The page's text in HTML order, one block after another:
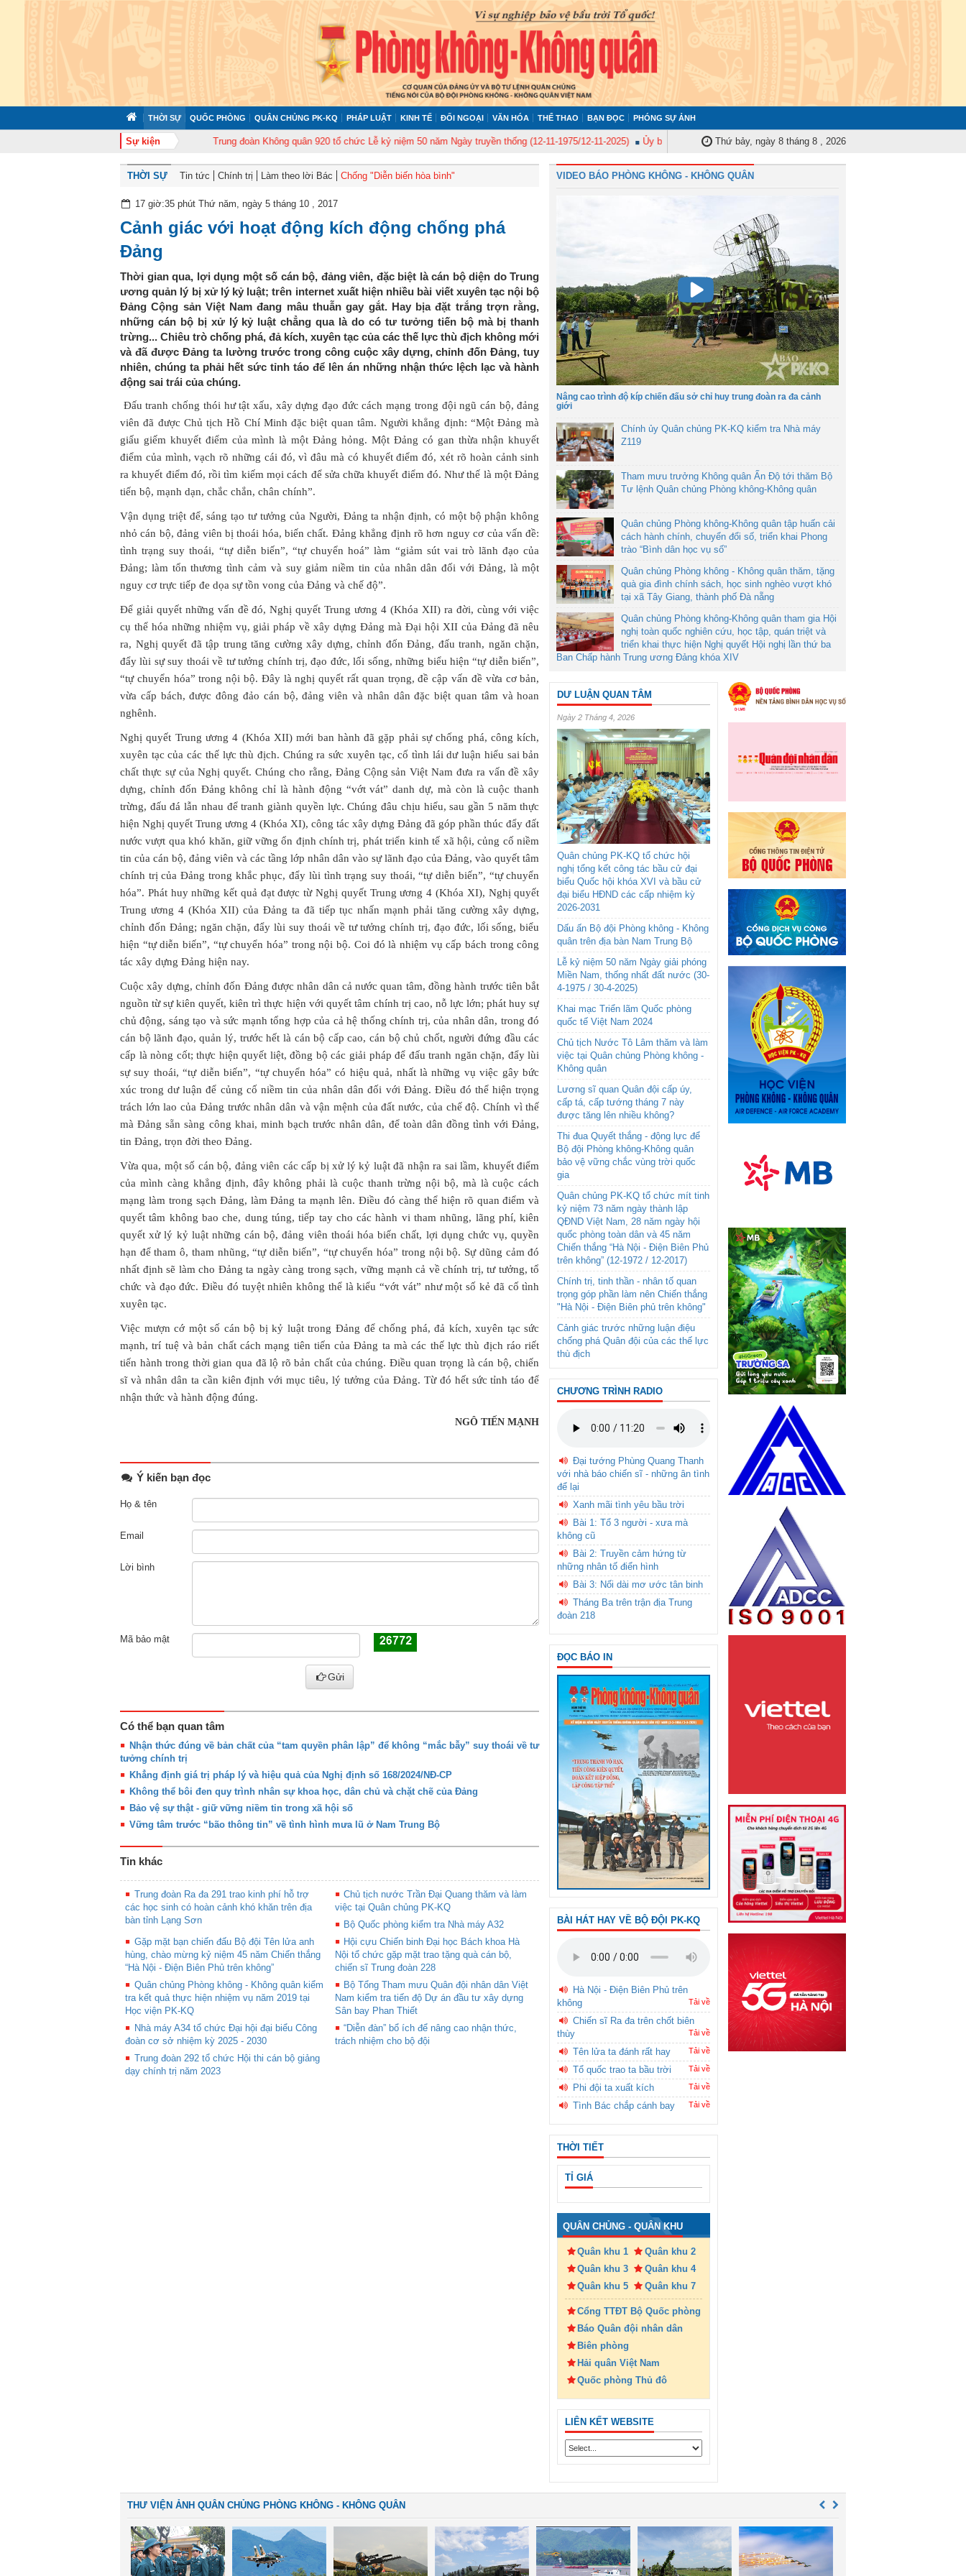
THỜI SỰ QUỐC PHÒNG QUÂN CHỦNG PK-KQ PHÁP LUẬT KINH TẾ ĐỐI NGOẠI VĂN HÓA THỂ THAO BẠN ĐỌC PHÓNG SỰ ẢNH
Sự kiện
372 tổ chức tập huấn cán bộ năm 2026 Trung đoàn Không quân 920 tổ chức Lễ kỷ niệm 50 năm Ngày truyền thống (12-11-1975/12-11-2025) Ủy ban Kiểm tra Quân ủy Trung ương tập huấn nghiệp vụ công tác kiểm tra, giám
Thứ bảy, ngày 8 tháng 8 , 2026
THỜI SỰ Tin tức Chính trị Làm theo lời Bác Chống "Diễn biến hòa bình"
17 giờ:35 phút Thứ năm, ngày 5 tháng 10 , 2017
Cảnh giác với hoạt động kích động chống phá
Đảng
Thời gian qua, lợi dụng một số cán bộ, đảng viên, đặc biệt là cán bộ diện do Trung
ương quản lý bị xử lý kỷ luật; trên internet xuất hiện nhiều bài viết xuyên tạc nội bộ
Đảng Cộng sản Việt Nam đang mâu thuẫn gay gắt. Hay bịa đặt trắng trợn rằng,
những cán bộ bị xử lý kỷ luật chẳng qua là do có tư tưởng tiến bộ mà bị thanh
trừng... Chiêu trò chống phá, đả kích, xuyên tạc của các thế lực thù địch không mới
và đã được Đảng ta lường trước trong công cuộc xây dựng, chỉnh đốn Đảng, tuy
nhiên, chúng ta phải hết sức tỉnh táo để lên án những nhận thức lệch lạc và hành
động sai trái của chúng.
Đấu tranh chống thói hư tật xấu, xây dựng đạo đức cách mạng trong đội ngũ cán bộ, đảng
viên đã được Chủ tịch Hồ Chí Minh đặc biệt quan tâm. Người khẳng định: “Một Đảng mà
giấu giếm khuyết điểm của mình là một Đảng hỏng. Một Đảng có gan thừa nhận khuyết
điểm của mình, vạch rõ những cái đó, vì đâu mà có khuyết điểm đó, xét rõ hoàn cảnh sinh
ra khuyết điểm đó, rồi tìm kiếm mọi cách để sửa chữa khuyết điểm đó. Như thế là một Đảng
tiến bộ, mạnh dạn, chắc chắn, chân chính”.
Vận dụng triệt để, sáng tạo tư tưởng của Người, Đảng ta nhận định, có một bộ phận không
nhỏ cán bộ, đảng viên bị thoái hóa, biến chất. Đảng khẳng định rõ hơn nguy cơ của vấn đề:
tình trạng suy thoái, “tự diễn biến”, “tự chuyển hoá” làm “giảm sút vai trò lãnh đạo của
Đảng; làm tổn thương tình cảm và suy giảm niềm tin của nhân dân đối với Đảng, là một
nguy cơ trực tiếp đe dọa sự tồn vong của Đảng và chế độ”.
Để giải quyết những vấn đề đó, Nghị quyết Trung ương 4 (Khóa XII) ra đời, cùng với việc
cụ thể hóa những nhiệm vụ, giải pháp về xây dựng Đảng mà Đại hội XII của Đảng đã nêu
ra, Nghị quyết đã tập trung tăng cường xây dựng, chỉnh đốn Đảng, đấu tranh, ngăn chặn,
đẩy lùi sự suy thoái về tư tưởng chính trị, đạo đức, lối sống, những biểu hiện “tự diễn biến”,
“tự chuyển hóa” trong nội bộ. Đây là nghị quyết rất quan trọng, đề cập vấn đề vừa cơ bản,
vừa cấp bách, được đông đảo cán bộ, đảng viên và nhân dân đặc biệt quan tâm và hoan
nghênh.
Nghị quyết Trung ương 4 (Khóa XII) mới ban hành đã gặp phải sự chống phá, công kích,
xuyên tạc của các thế lực thù địch. Chúng ra sức xuyên tạc, cố tình lái dư luận hiểu sai bản
chất thực sự của Nghị quyết. Chúng cho rằng, Đảng Cộng sản Việt Nam đưa ra vấn đề xây
dựng, chỉnh đốn Đảng không chỉ là hành động “vớt vát” danh dự, mà còn là cuộc thanh
trừng, đấu đá lẫn nhau để tranh giành quyền lực. Chúng đâu chịu hiểu, sau gần 5 năm thực
hiện Nghị quyết Trung ương 4 (Khóa XI), công tác xây dựng Đảng đã góp phần thúc đẩy đất
nước vượt qua khó khăn, giữ vững ổn định chính trị, phát triển kinh tế xã hội, củng cố niềm
tin của cán bộ, đảng viên và các tầng lớp nhân dân vào sự lãnh đạo của Đảng, vào quyết tâm
chính trị của Đảng trong khắc phục, đẩy lùi tình trạng suy thoái, “tự diễn biến”, “tự chuyển
hóa”. Phát huy những kết quả đạt được từ Nghị quyết Trung ương 4 (Khóa XI), Nghị quyết
Trung ương 4 (Khóa XII) của Đảng ta đã tiếp tục nhấn mạnh phải tăng cường xây dựng,
chỉnh đốn Đảng; ngăn chặn, đẩy lùi suy thoái về tư tưởng chính trị, đạo đức, lối sống, biểu
hiện “tự diễn biến”, “tự chuyển hóa” trong nội bộ. Coi đó là nhiệm vụ cấp bách trong công
tác xây dựng Đảng hiện nay.
Cuộc xây dựng, chỉnh đốn Đảng được nhân dân cả nước quan tâm, đồng hành trước tiên bắt
nguồn từ sự kiên quyết, kiên trì thực hiện với quyết tâm chính trị cao, nỗ lực lớn; phát huy sự
chủ động, sáng tạo và sức mạnh tổng hợp của cả hệ thống chính trị, của nhân dân, trong đó
cán bộ lãnh đạo, quản lý, trước hết là cán bộ cấp cao, cán bộ chủ chốt, người đứng đầu các
cấp là nòng cốt; thực hiện quyết liệt, đồng bộ các giải pháp để đấu tranh ngăn chặn, đẩy lùi
sự suy thoái, “tự diễn biến”, “tự chuyển hóa” có hiệu quả, nhất là những vụ việc gây bức
xúc trong dư luận để củng cố niềm tin của nhân dân đối với Đảng. Điều đó thể hiện trọng
trách lớn lao của Đảng trước nhân dân và vận mệnh của đất nước, của chế độ. Chính vì thế
mà Đảng sẵn sàng công khai, minh bạch trước nhân dân, để toàn dân đồng tình với Đảng,
tin Đảng, trọn đời theo Đảng.
Vừa qua, một số cán bộ, đảng viên các cấp bị xử lý kỷ luật đã nhận ra sai lầm, khuyết điểm
của mình càng khẳng định, đây không phải là cuộc thanh trừng nội bộ, mà là cuộc cách
mạng làm trong sạch Đảng, làm Đảng ta mạnh lên. Điều đó càng thể hiện rõ quan điểm và
quyết tâm không bao che, dung túng, tiếp tay cho các hành vi tham nhũng, lãng phí, kiên
quyết xử lý kỷ luật những cán bộ, đảng viên thoái hóa biến chất, lợi dụng chức vụ, quyền
hạn để tham ô, tham nhũng, “tự diễn biến”, “tự chuyển hóa” trong nội bộ. Sự dũng cảm đó
nhất định sẽ làm cho Đảng ta ngày càng trong sạch, vững mạnh cả về chính trị, tư tưởng, tổ
chức và đạo đức. Điều đó tuyệt nhiên không thể là kiểu “vớt vát” như một số kẻ đã cố tình
xuyên tạc.
Việc mượn cớ một số cán bộ bị kỷ luật trong Đảng để chống phá, đả kích, xuyên tạc sức
mạnh, trí tuệ và bản chất cách mạng tiên tiến của Đảng ta mà các thế lực thù địch ráo riết
tiến hành trong thời gian qua đã lộ rõ bản chất của chúng. Điều quan trọng là cán bộ, chiến
sĩ và nhân dân ta cần kiên định với mục tiêu, lý tưởng của Đảng. Từ đó hết sức tỉnh táo để
nhận thức và hành động đúng.
NGÔ TIẾN MẠNH
Ý kiến bạn đọc
Họ & tên
Email
Lời bình
Mã bảo mật
Gửi
Có thể bạn quan tâm
Nhận thức đúng về bản chất của “tam quyền phân lập” để không “mắc bẫy” suy thoái về tư
tưởng chính trị
Khẳng định giá trị pháp lý và hiệu quả của Nghị định số 168/2024/NĐ-CP
Không thể bôi đen quy trình nhân sự khoa học, dân chủ và chặt chẽ của Đảng
Bảo vệ sự thật - giữ vững niềm tin trong xã hội số
Vững tâm trước “bão thông tin” về tình hình mưa lũ ở Nam Trung Bộ
Tin khác
Trung đoàn Ra đa 291 trao kinh phí hỗ trợ
các học sinh có hoàn cảnh khó khăn trên địa
bàn tỉnh Lạng Sơn
Chủ tịch nước Trần Đại Quang thăm và làm
việc tại Quân chủng PK-KQ
Bộ Quốc phòng kiểm tra Nhà máy A32
Gặp mặt bạn chiến đấu Bộ đội Tên lửa anh
hùng, chào mừng kỷ niệm 45 năm Chiến thắng
“Hà Nội - Điện Biên Phủ trên không”
Hội cựu Chiến binh Đại học Bách khoa Hà
Nội tổ chức gặp mặt trao tặng quà cán bộ,
chiến sĩ Trung đoàn 228
Quân chủng Phòng không - Không quân kiểm
tra kết quả thực hiện nhiệm vụ năm 2019 tại
Học viện PK-KQ
Bộ Tổng Tham mưu Quân đội nhân dân Việt
Nam kiểm tra tiến độ Dự án đầu tư xây dựng
Sân bay Phan Thiết
Nhà máy A34 tổ chức Đại hội đại biểu Công
đoàn cơ sở nhiệm kỳ 2025 - 2030
“Diễn đàn” bổ ích để nâng cao nhận thức,
trách nhiệm cho bộ đội
Trung đoàn 292 tổ chức Hội thi cán bộ giảng
dạy chính trị năm 2023
VIDEO BÁO PHÒNG KHÔNG - KHÔNG QUÂN
Nâng cao trình độ kíp chiến đấu sở chỉ huy trung đoàn ra đa cảnh
giới
Chính ủy Quân chủng PK-KQ kiểm tra Nhà máy
Z119
Tham mưu trưởng Không quân Ấn Độ tới thăm Bộ
Tư lệnh Quân chủng Phòng không-Không quân
Quân chủng Phòng không-Không quân tập huấn cải
cách hành chính, chuyển đổi số, triển khai Phong
trào “Bình dân học vụ số”
Quân chủng Phòng không - Không quân thăm, tặng
quà gia đình chính sách, học sinh nghèo vượt khó
tại xã Tây Giang, thành phố Đà nẵng
Quân chủng Phòng không-Không quân tham gia Hội
nghị toàn quốc nghiên cứu, học tập, quán triệt và
triển khai thực hiện Nghị quyết Hội nghị lần thứ ba
Ban Chấp hành Trung ương Đảng khóa XIV
DƯ LUẬN QUAN TÂM
Ngày 2 Tháng 4, 2026
Quân chủng PK-KQ tổ chức hội
nghị tổng kết công tác bầu cử đại
biểu Quốc hội khóa XVI và bầu cử
đại biểu HĐND các cấp nhiệm kỳ
2026-2031
Dấu ấn Bộ đội Phòng không - Không
quân trên địa bàn Nam Trung Bộ
Lễ kỷ niệm 50 năm Ngày giải phóng
Miền Nam, thống nhất đất nước (30-
4-1975 / 30-4-2025)
Khai mạc Triển lãm Quốc phòng
quốc tế Việt Nam 2024
Chủ tịch Nước Tô Lâm thăm và làm
việc tại Quân chủng Phòng không -
Không quân
Lương sĩ quan Quân đội cấp úy,
cấp tá, cấp tướng tháng 7 này
được tăng lên nhiều không?
Thi đua Quyết thắng - động lực để
Bộ đội Phòng không-Không quân
bảo vệ vững chắc vùng trời quốc
gia
Quân chủng PK-KQ tổ chức mít tinh
kỷ niệm 73 năm ngày thành lập
QĐND Việt Nam, 28 năm ngày hội
quốc phòng toàn dân và 45 năm
Chiến thắng “Hà Nội - Điện Biên Phủ
trên không” (12-1972 / 12-2017)
Chính trị, tinh thần - nhân tố quan
trọng góp phần làm nên Chiến thắng
"Hà Nội - Điện Biên phủ trên không"
Cảnh giác trước những luận điệu
chống phá Quân đội của các thế lực
thù địch
CHƯƠNG TRÌNH RADIO
Đại tướng Phùng Quang Thanh
với nhà báo chiến sĩ - những ân tình
để lại
Xanh mãi tình yêu bầu trời
Bài 1: Tổ 3 người - xưa mà
không cũ
Bài 2: Truyền cảm hứng từ
những nhân tố điển hình
Bài 3: Nối dài mơ ước tân binh
Tháng Ba trên trận địa Trung
đoàn 218
ĐỌC BÁO IN
BÀI HÁT HAY VỀ BỘ ĐỘI PK-KQ
Hà Nội - Điện Biên Phủ trên
không
Tải về
Chiến sĩ Ra đa trên chốt biên
thùy
Tải về
Tên lửa ta đánh rất hay Tải về
Tổ quốc trao ta bầu trời Tải về
Phi đội ta xuất kích Tải về
Tình Bác chắp cánh bay Tải về
THỜI TIẾT
TỈ GIÁ
QUÂN CHỦNG - QUÂN KHU
Quân khu 1
Quân khu 2
Quân khu 3
Quân khu 4
Quân khu 5
Quân khu 7
Cổng TTĐT Bộ Quốc phòng
Báo Quân đội nhân dân
Biên phòng
Hải quân Việt Nam
Quốc phòng Thủ đô
LIÊN KẾT WEBSITE
THƯ VIỆN ẢNH QUÂN CHỦNG PHÒNG KHÔNG - KHÔNG QUÂN